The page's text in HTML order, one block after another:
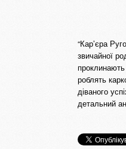
“Кар’єра
звичайної
роблять
діваного
детальний